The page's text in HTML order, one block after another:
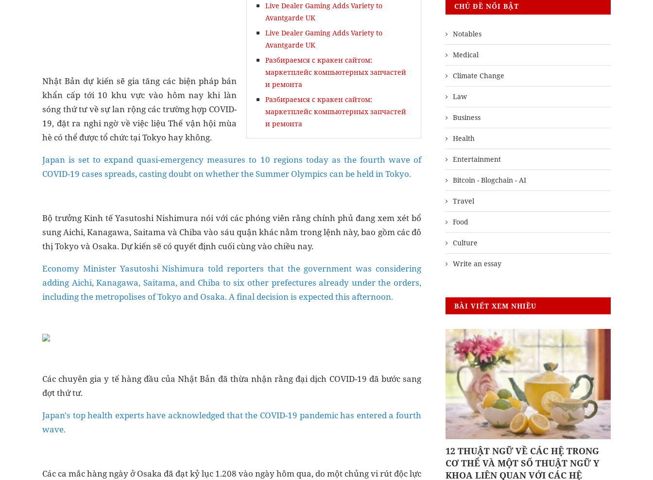
Live Dealer Gaming Adds Variety to
Avantgarde UK
Live Dealer Gaming Adds Variety to
Avantgarde UK
Разбираемся с кракен сайтом:
маркетплейс компьютерных запчастей
и ремонта
Разбираемся с кракен сайтом:
маркетплейс компьютерных запчастей
и ремонта
Nhật Bản dự kiến ​​sẽ gia tăng các biện pháp bán
khẩn cấp tới 10 khu vực vào hôm nay khi làn
sóng thứ tư về sự lan rộng các trường hợp COVID-
19, đặt ra nghi ngờ về việc liệu Thế vận hội mùa
hè có thể được tổ chức tại Tokyo hay không.
Japan is set to expand quasi-emergency measures to 10 regions today as the fourth wave of
COVID-19 cases spreads, casting doubt on whether the Summer Olympics can be held in Tokyo.
Bộ trưởng Kinh tế Yasutoshi Nishimura nói với các phóng viên rằng chính phủ đang xem xét bổ
sung Aichi, Kanagawa, Saitama và Chiba vào sáu quận khác nằm trong lệnh này, bao gồm các đô
thị Tokyo và Osaka. Dự kiến ​​sẽ có quyết định cuối cùng vào chiều nay.
Economy Minister Yasutoshi Nishimura told reporters that the government was considering
adding Aichi, Kanagawa, Saitama, and Chiba to six other prefectures already under the orders,
including the metropolises of Tokyo and Osaka. A final decision is expected this afternoon.
Các chuyên gia y tế hàng đầu của Nhật Bản đã thừa nhận rằng đại dịch COVID-19 đã bước sang
đợt thứ tư.
Japan's top health experts have acknowledged that the COVID-19 pandemic has entered a fourth
wave.
Các ca mắc hàng ngày ở Osaka đã đạt kỷ lục 1.208 vào ngày hôm qua, do một chủng vi rút độc lực
CHỦ ĐỀ NỔI BẬT
Notables
Medical
Climate Change
Law
Business
Health
Entertainment
Bitcoin - Blogchain - AI
Travel
Food
Culture
Write an essay
BÀI VIẾT XEM NHIỀU
12 THUẬT NGỮ VỀ CÁC HỆ TRONG
CƠ THỂ VÀ MỘT SỐ THUẬT NGỮ Y
KHOA LIÊN QUAN VỚI CÁC HỆ